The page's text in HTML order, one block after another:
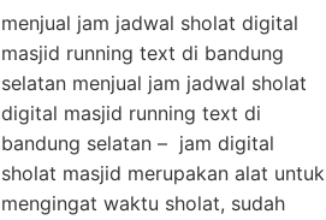
menjual jam jadwal sholat digital
masjid running text di bandung
selatan menjual jam jadwal sholat
digital masjid running text di
bandung selatan – jam digital
sholat masjid merupakan alat untuk
mengingat waktu sholat, sudah